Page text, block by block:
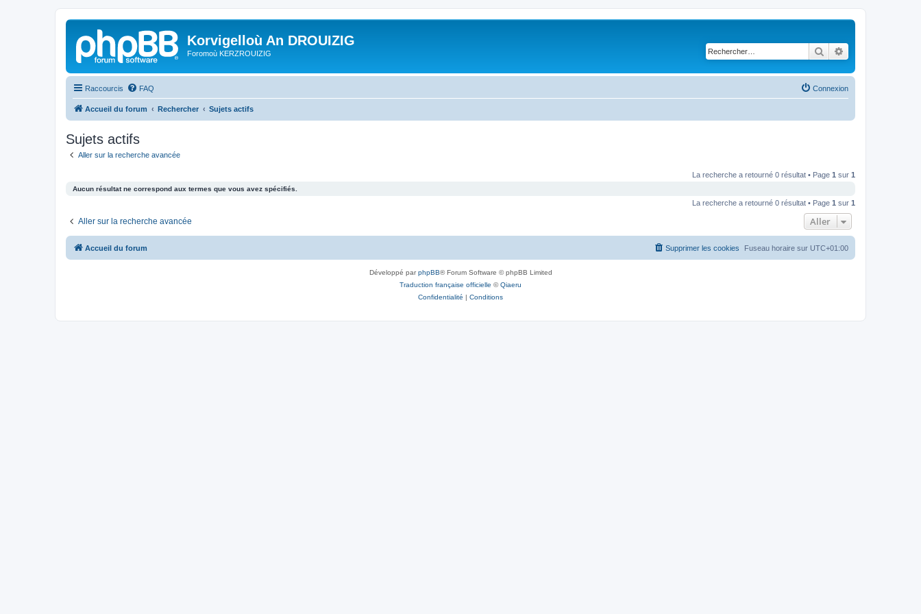
Korvigelloù An DROUIZIG
Foromoù KERZROUIZIG Rechercher
Raccourcis FAQ Connexion
Accueil du forum Rechercher Sujets actifs
Sujets actifs
Aller sur la recherche avancée
La recherche a retourné 0 résultat • Page 1 sur 1
Aucun résultat ne correspond aux termes que vous avez spécifiés.
La recherche a retourné 0 résultat • Page 1 sur 1
Aller sur la recherche avancée Aller
Accueil du forum Fuseau horaire sur UTC+01:00
Supprimer les cookies
Développé parphpBB® Forum Software © phpBB Limited
Traduction française officielle ©Qiaeru
Confidentialité | Conditions